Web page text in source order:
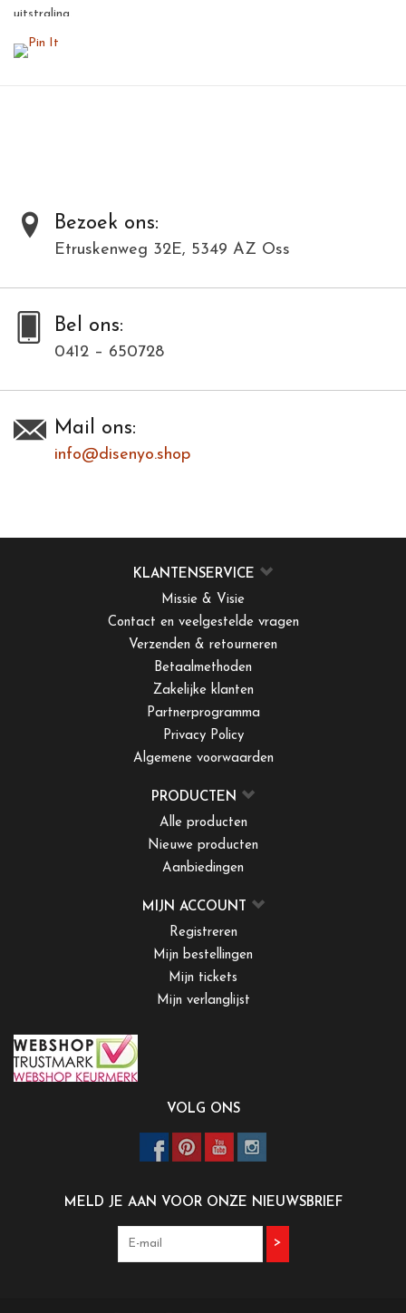
uitstraling.
Deze palmbladeren zijn een goede bron van inkomsten voor de
Bezoek ons:
Etruskenweg 32E, 5349 AZ Oss
Bel ons:
0412 – 650728
Mail ons:
info@disenyo.shop
KLANTENSERVICE
Missie & Visie
Contact en veelgestelde vragen
Verzenden & retourneren
Betaalmethoden
Zakelijke klanten
Partnerprogramma
Privacy Policy
Algemene voorwaarden
PRODUCTEN
Alle producten
Nieuwe producten
Aanbiedingen
MIJN ACCOUNT
Registreren
Mijn bestellingen
Mijn tickets
Mijn verlanglijst
VOLG ONS
MELD JE AAN VOOR ONZE NIEUWSBRIEF
>